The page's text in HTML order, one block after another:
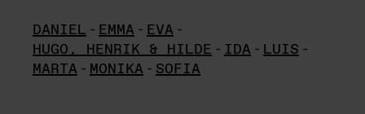
DANIEL - EMMA - EVA -
HUGO, HENRIK & HILDE - IDA - LUIS -
MARTA - MONIKA - SOFIA